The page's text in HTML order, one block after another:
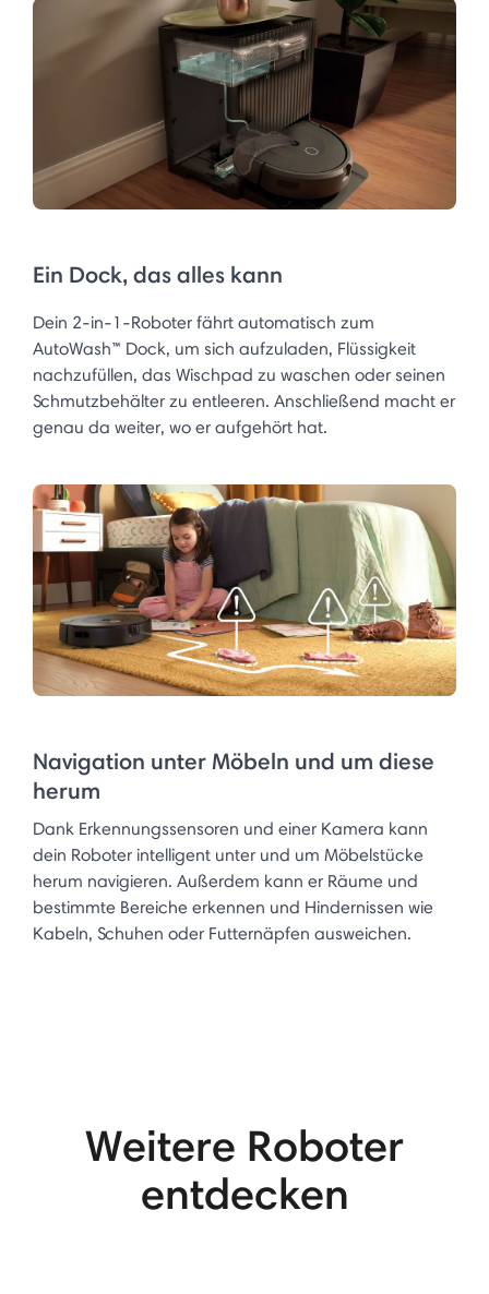
Ein Dock, das alles kann
Dein 2-in-1-Roboter fährt automatisch zum
AutoWash™ Dock, um sich aufzuladen, Flüssigkeit
nachzufüllen, das Wischpad zu waschen oder seinen
Schmutzbehälter zu entleeren. Anschließend macht er
genau da weiter, wo er aufgehört hat.
Navigation unter Möbeln und um diese
herum
Dank Erkennungssensoren und einer Kamera kann
dein Roboter intelligent unter und um Möbelstücke
herum navigieren. Außerdem kann er Räume und
bestimmte Bereiche erkennen und Hindernissen wie
Kabeln, Schuhen oder Futternäpfen ausweichen.
Weitere Roboter
entdecken